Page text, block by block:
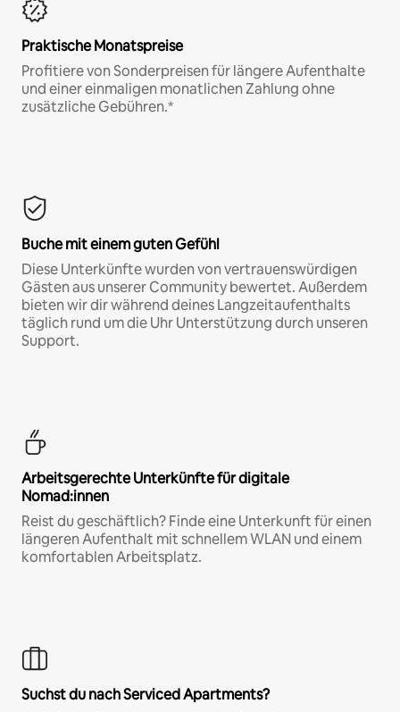
Praktische Monatspreise
Profitiere von Sonderpreisen für längere Aufenthalte
und einer einmaligen monatlichen Zahlung ohne
zusätzliche Gebühren.*
Buche mit einem guten Gefühl
Diese Unterkünfte wurden von vertrauenswürdigen
Gästen aus unserer Community bewertet. Außerdem
bieten wir dir während deines Langzeitaufenthalts
täglich rund um die Uhr Unterstützung durch unseren
Support.
Arbeitsgerechte Unterkünfte für digitale
Nomad:innen
Reist du geschäftlich? Finde eine Unterkunft für einen
längeren Aufenthalt mit schnellem WLAN und einem
komfortablen Arbeitsplatz.
Suchst du nach Serviced Apartments?